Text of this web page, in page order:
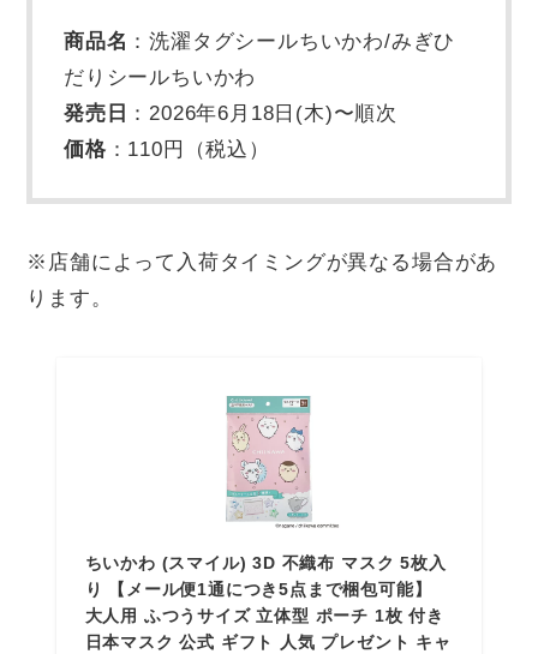
商品名 ：洗濯タグシールちいかわ/みぎひ
だりシールちいかわ
発売日 ：2026年6月18日(木)〜順次
価格 ：110円（税込）
※店舗によって入荷タイミングが異なる場合があ
ります。
ちいかわ (スマイル) 3D 不織布 マスク 5枚入
り 【メール便1通につき5点まで梱包可能】
大人用 ふつうサイズ 立体型 ポーチ 1枚 付き
日本マスク 公式 ギフト 人気 プレゼント キャ